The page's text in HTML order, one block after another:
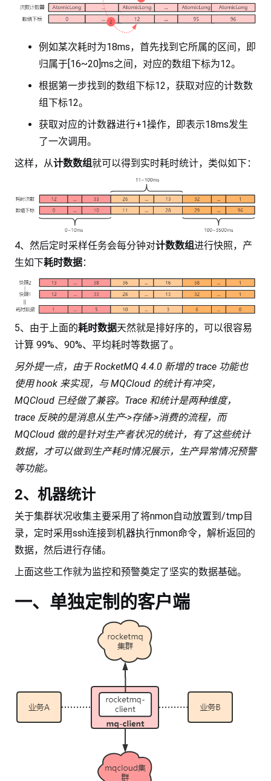
例如某次耗时为18ms，首先找到它所属的区间，即
归属于[16~20]ms之间，对应的数组下标为12。
根据第一步找到的数组下标12，获取对应的计数数
组下标12。
获取对应的计数器进行+1操作，即表示18ms发生
了一次调用。
这样，从计数数组就可以得到实时耗时统计，类似如下：
4、然后定时采样任务会每分钟对计数数组进行快照，产
生如下耗时数据：
5、由于上面的耗时数据天然就是排好序的，可以很容易
计算 99%、90%、平均耗时等数据了。
另外提一点，由于 RocketMQ 4.4.0 新增的 trace 功能也
使用 hook 来实现，与 MQCloud 的统计有冲突，
MQCloud 已经做了兼容。Trace 和统计是两种维度，
trace 反映的是消息从生产->存储->消费的流程，而
MQCloud 做的是针对生产者状况的统计，有了这些统计
数据，才可以做到生产耗时情况展示，生产异常情况预警
等功能。
2、机器统计
关于集群状况收集主要采用了将nmon自动放置到/tmp目
录，定时采用ssh连接到机器执行nmon命令，解析返回的
数据，然后进行存储。
上面这些工作就为监控和预警奠定了坚实的数据基础。
一、单独定制的客户端